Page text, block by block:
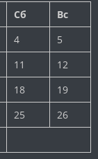
Сб
Вс
4
5
11
12
18
19
25
26